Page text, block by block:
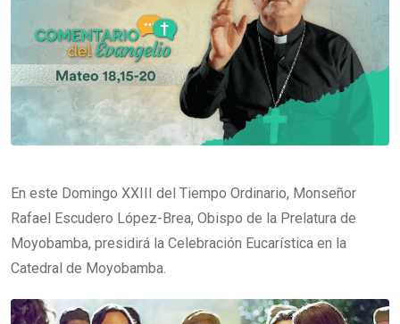
En este Domingo XXIII del Tiempo Ordinario, Monseñor
Rafael Escudero López-Brea, Obispo de la Prelatura de
Moyobamba, presidirá la Celebración Eucarística en la
Catedral de Moyobamba.